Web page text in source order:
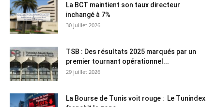
La BCT maintient son taux directeur
inchangé à 7%
30 juillet 2026
TSB : Des résultats 2025 marqués par un
premier tournant opérationnel...
29 juillet 2026
La Bourse de Tunis voit rouge : Le Tunindex